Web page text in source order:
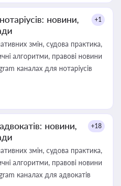
новини,
+1
змін, судова практика,
алгоритми, правові новини
каналах для нотаріусів
новини,
+18
змін, судова практика,
алгоритми, правові новини
каналах для адвокатів